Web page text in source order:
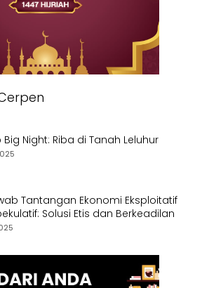
Night: Riba di Tanah Leluhur
Tantangan Ekonomi Eksploitatif
Solusi Etis dan Berkeadilan